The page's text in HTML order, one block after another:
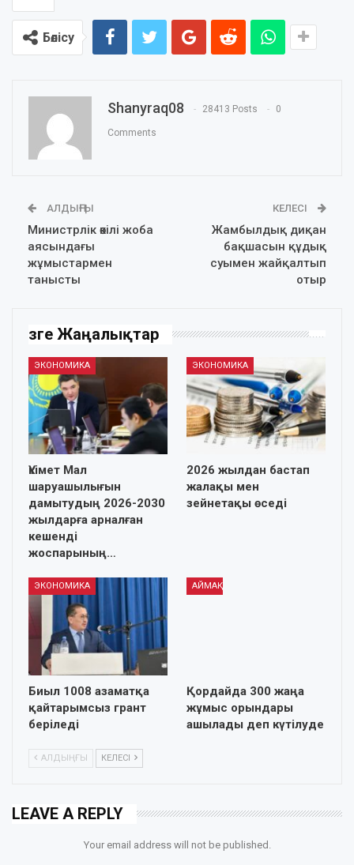
Бөлісу
Shanyraq08 28413 Posts 0
Comments
АЛДЫҢҒЫ
Министрлік өкілі жоба
аясындағы
жұмыстармен
танысты
КЕЛЕСІ
Жамбылдық диқан
бақшасын құдық
суымен жайқалтып
отыр
Өзге Жаңалықтар
ЭКОНОМИКА
Үкімет Мал
шаруашылығын
дамытудың 2026-2030
жылдарға арналған
кешенді
жоспарының…
ЭКОНОМИКА
2026 жылдан бастап
жалақы мен
зейнетақы өседі
ЭКОНОМИКА
Биыл 1008 азаматқа
қайтарымсыз грант
беріледі
АЙМАҚ
Қордайда 300 жаңа
жұмыс орындары
ашылады деп күтілуде
АЛДЫҢҒЫ КЕЛЕСІ
LEAVE A REPLY
Your email address will not be published.